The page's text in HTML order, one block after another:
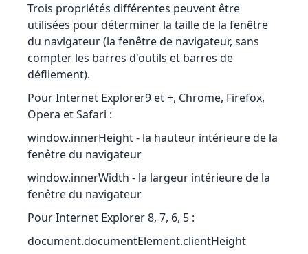
Trois propriétés différentes peuvent être
utilisées pour déterminer la taille de la fenêtre
du navigateur (la fenêtre de navigateur, sans
compter les barres d'outils et barres de
défilement).
Pour Internet Explorer9 et +, Chrome, Firefox,
Opera et Safari :
window.innerHeight - la hauteur intérieure de la
fenêtre du navigateur
window.innerWidth - la largeur intérieure de la
fenêtre du navigateur
Pour Internet Explorer 8, 7, 6, 5 :
document.documentElement.clientHeight